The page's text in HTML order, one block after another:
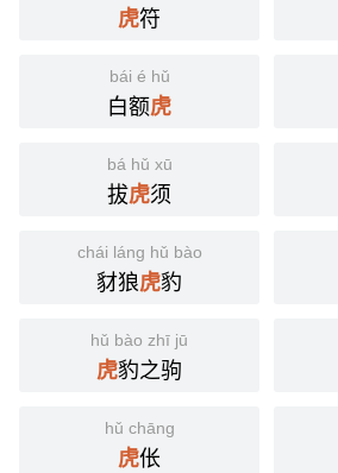
虎符
bái é hǔ
白额虎
bá hǔ xū
拔虎须
chái láng hǔ bào
豺狼虎豹
hǔ bào zhī jū
虎豹之驹
hǔ chāng
虎伥